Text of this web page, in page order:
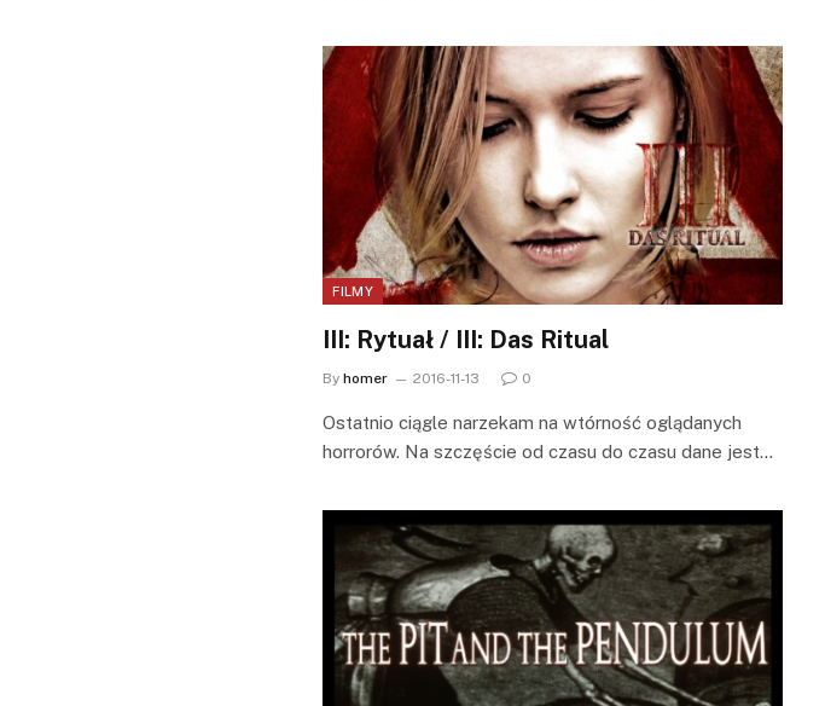
FILMY
III: Rytuał / III: Das Ritual
By homer 2016-11-13 0
Ostatnio ciągle narzekam na wtórność oglądanych
horrorów. Na szczęście od czasu do czasu dane jest…